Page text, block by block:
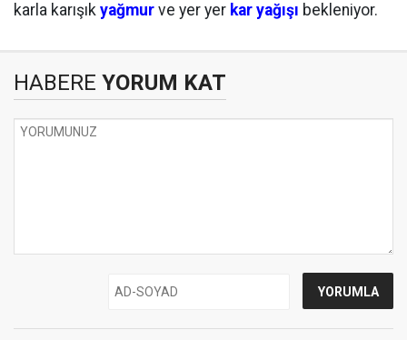
karla karışık yağmur ve yer yer kar yağışı bekleniyor.
HABERE YORUM KAT